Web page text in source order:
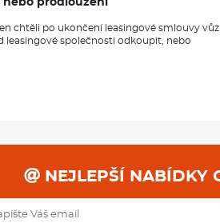
nebo prodloužení
chtěli po ukončení leasingové smlouvy vůz
leasingové společnosti odkoupit, nebo